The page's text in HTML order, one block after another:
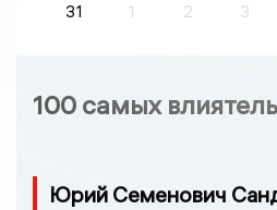
31
1 2 3
100 самых
Юрий Семенович